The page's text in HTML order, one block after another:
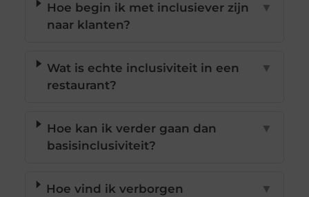
Hoe begin ik met inclusiever zijn
naar klanten?
▼
Wat is echte inclusiviteit in een
restaurant?
▼
Hoe kan ik verder gaan dan
basisinclusiviteit?
▼
Hoe vind ik verborgen
▼